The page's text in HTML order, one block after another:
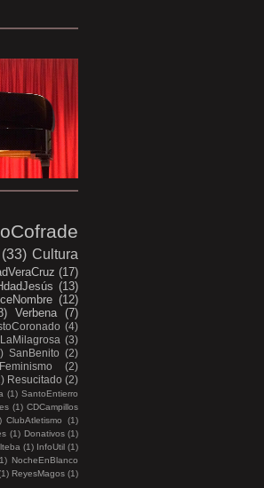
(33) Cultura
(17)
(13)
(12)
Verbena (7)
(4)
LaMilagrosa (3)
SanBenito (2)
Feminismo
(2)
Resucitado (2)
(1) SantoEntierro
(1) CDCampillos
ClubAtletismo
(1)
(1) Donativos (1)
(1) InfoUtil (1)
NocheEnBlanco
ReyesMagos (1)